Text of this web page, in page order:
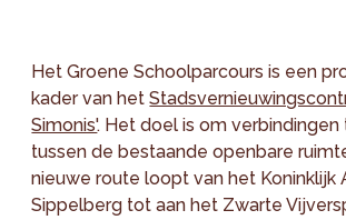
Het Groene Schoolparcours is een
kader van het
Simonis'. Het doel is om
tussen de bestaande openbare
nieuwe route loopt van het Koninklijk
Sippelberg tot aan het Zwarte